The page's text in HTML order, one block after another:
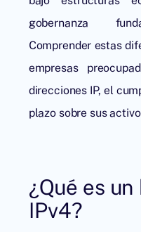
gobernanza
Comprender estas
empresas
direcciones IP, el
plazo sobre sus
¿Qué es
IPv4?